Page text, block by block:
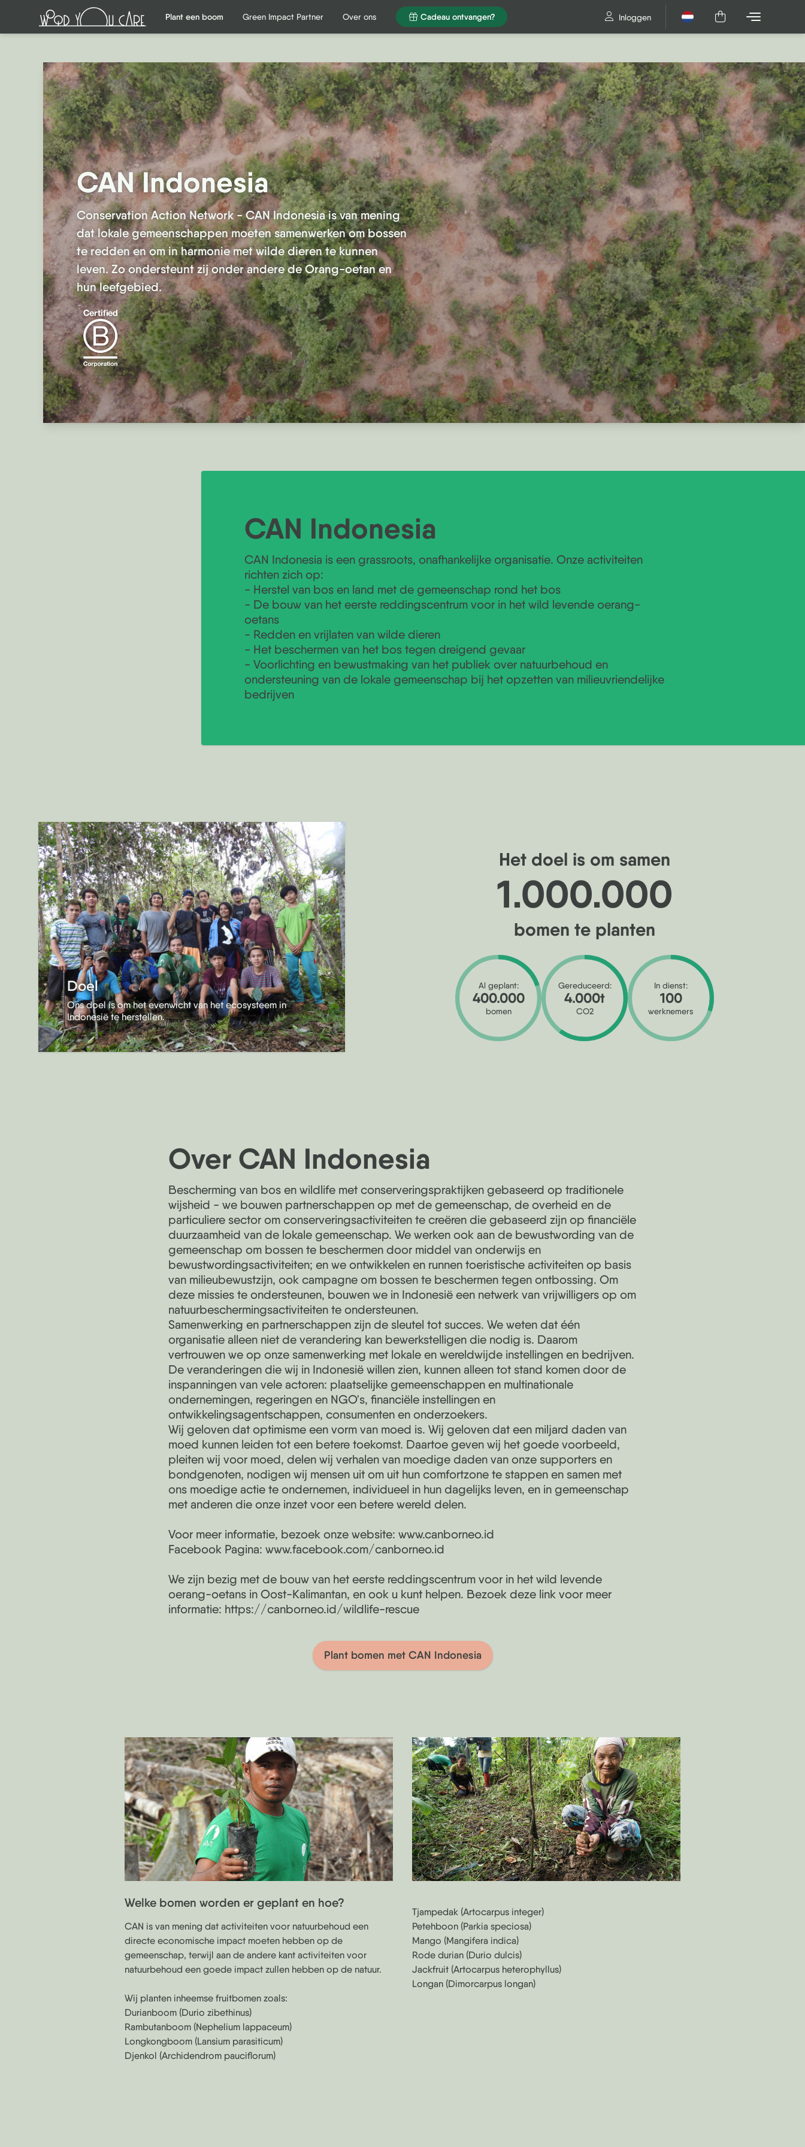
Plant een boom
Plant een boom Green Impact Partner
Green Impact Partner Over ons
Over ons Cadeau ontvangen?
Cadeau ontvangen? Inloggen Nederlands
CAN Indonesia
Conservation Action Network - CAN Indonesia is van mening
dat lokale gemeenschappen moeten samenwerken om bossen
te redden en om in harmonie met wilde dieren te kunnen
leven. Zo ondersteunt zij onder andere de Orang-oetan en
hun leefgebied.
CAN Indonesia
CAN Indonesia is een grassroots, onafhankelijke organisatie. Onze activiteiten
richten zich op:
- Herstel van bos en land met de gemeenschap rond het bos
- De bouw van het eerste reddingscentrum voor in het wild levende oerang-
oetans
- Redden en vrijlaten van wilde dieren
- Het beschermen van het bos tegen dreigend gevaar
- Voorlichting en bewustmaking van het publiek over natuurbehoud en
ondersteuning van de lokale gemeenschap bij het opzetten van milieuvriendelijke
bedrijven
Doel
Ons doel is om het evenwicht van het ecosysteem in
Indonesië te herstellen.
Het doel is om samen
1.000.000
bomen te planten
Al geplant:
400.000
bomen
Gereduceerd:
4.000t
CO2
In dienst:
100
werknemers
Over CAN Indonesia
Bescherming van bos en wildlife met conserveringspraktijken gebaseerd op traditionele
wijsheid - we bouwen partnerschappen op met de gemeenschap, de overheid en de
particuliere sector om conserveringsactiviteiten te creëren die gebaseerd zijn op financiële
duurzaamheid van de lokale gemeenschap. We werken ook aan de bewustwording van de
gemeenschap om bossen te beschermen door middel van onderwijs en
bewustwordingsactiviteiten; en we ontwikkelen en runnen toeristische activiteiten op basis
van milieubewustzijn, ook campagne om bossen te beschermen tegen ontbossing. Om
deze missies te ondersteunen, bouwen we in Indonesië een netwerk van vrijwilligers op om
natuurbeschermingsactiviteiten te ondersteunen.
Samenwerking en partnerschappen zijn de sleutel tot succes. We weten dat één
organisatie alleen niet de verandering kan bewerkstelligen die nodig is. Daarom
vertrouwen we op onze samenwerking met lokale en wereldwijde instellingen en bedrijven.
De veranderingen die wij in Indonesië willen zien, kunnen alleen tot stand komen door de
inspanningen van vele actoren: plaatselijke gemeenschappen en multinationale
ondernemingen, regeringen en NGO's, financiële instellingen en
ontwikkelingsagentschappen, consumenten en onderzoekers.
Wij geloven dat optimisme een vorm van moed is. Wij geloven dat een miljard daden van
moed kunnen leiden tot een betere toekomst. Daartoe geven wij het goede voorbeeld,
pleiten wij voor moed, delen wij verhalen van moedige daden van onze supporters en
bondgenoten, nodigen wij mensen uit om uit hun comfortzone te stappen en samen met
ons moedige actie te ondernemen, individueel in hun dagelijks leven, en in gemeenschap
met anderen die onze inzet voor een betere wereld delen.
Voor meer informatie, bezoek onze website: www.canborneo.id
Facebook Pagina: www.facebook.com/canborneo.id
We zijn bezig met de bouw van het eerste reddingscentrum voor in het wild levende
oerang-oetans in Oost-Kalimantan, en ook u kunt helpen. Bezoek deze link voor meer
informatie: https://canborneo.id/wildlife-rescue
Plant bomen met CAN Indonesia
Welke bomen worden er geplant en hoe?
CAN is van mening dat activiteiten voor natuurbehoud een
directe economische impact moeten hebben op de
gemeenschap, terwijl aan de andere kant activiteiten voor
natuurbehoud een goede impact zullen hebben op de natuur.
Wij planten inheemse fruitbomen zoals:
Durianboom (Durio zibethinus)
Rambutanboom (Nephelium lappaceum)
Longkongboom (Lansium parasiticum)
Djenkol (Archidendrom pauciflorum)
Tjampedak (Artocarpus integer)
Petehboon (Parkia speciosa)
Mango (Mangifera indica)
Rode durian (Durio dulcis)
Jackfruit (Artocarpus heterophyllus)
Longan (Dimorcarpus longan)